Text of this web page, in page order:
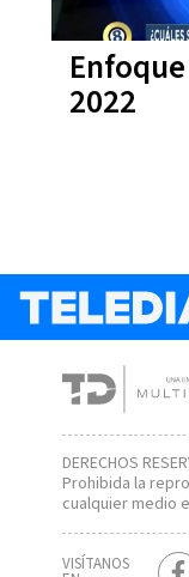
2022
DERECHOS
Prohibida la
cualquier medio
VISÍTANOS